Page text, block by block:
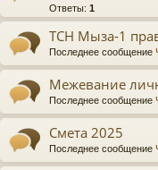
Ответы: 1
ТСН Мыза-1
Последнее сообщение
Межевание
Последнее сообщение
Смета 2025
Последнее сообщение